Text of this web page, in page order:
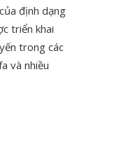
định dạng
triển khai
trong các
và nhiều